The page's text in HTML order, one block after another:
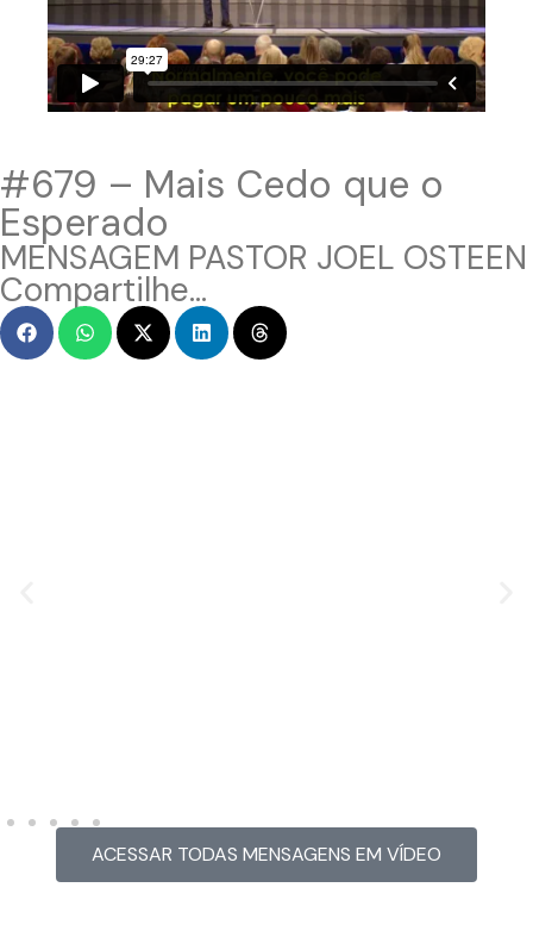
#679 – Mais Cedo que o
Esperado
MENSAGEM PASTOR JOEL OSTEEN
Compartilhe...
ACESSAR TODAS MENSAGENS EM VÍDEO